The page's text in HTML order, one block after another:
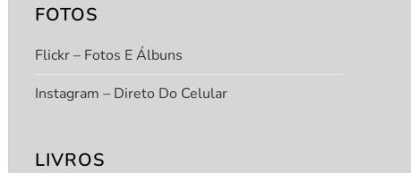
FOTOS
Flickr – Fotos E Álbuns
Instagram – Direto Do Celular
LIVROS